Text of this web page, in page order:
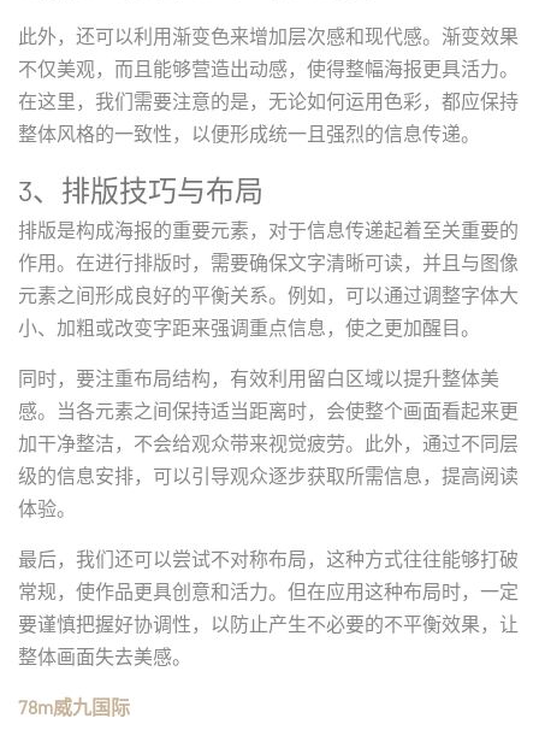
此外，还可以利用渐变色来增加层次感和现代感。渐变效果
不仅美观，而且能够营造出动感，使得整幅海报更具活力。
在这里，我们需要注意的是，无论如何运用色彩，都应保持
整体风格的一致性，以便形成统一且强烈的信息传递。
3、排版技巧与布局
排版是构成海报的重要元素，对于信息传递起着至关重要的
作用。在进行排版时，需要确保文字清晰可读，并且与图像
元素之间形成良好的平衡关系。例如，可以通过调整字体大
小、加粗或改变字距来强调重点信息，使之更加醒目。
同时，要注重布局结构，有效利用留白区域以提升整体美
感。当各元素之间保持适当距离时，会使整个画面看起来更
加干净整洁，不会给观众带来视觉疲劳。此外，通过不同层
级的信息安排，可以引导观众逐步获取所需信息，提高阅读
体验。
最后，我们还可以尝试不对称布局，这种方式往往能够打破
常规，使作品更具创意和活力。但在应用这种布局时，一定
要谨慎把握好协调性，以防止产生不必要的不平衡效果，让
整体画面失去美感。
78m威九国际